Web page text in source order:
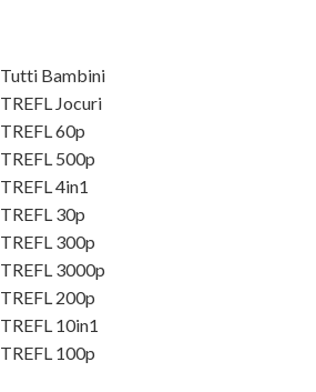
Tutti Bambini
TREFL Jocuri
TREFL 60p
TREFL 500p
TREFL 4in1
TREFL 30p
TREFL 300p
TREFL 3000p
TREFL 200p
TREFL 10in1
TREFL 100p